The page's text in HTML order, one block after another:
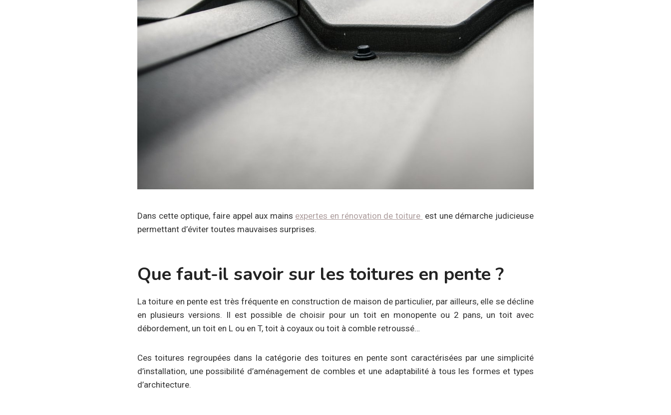
Dans cette optique, faire appel aux mains expertes en rénovation de toiture est une démarche judicieuse
permettant d’éviter toutes mauvaises surprises.
Que faut-il savoir sur les toitures en pente ?
La toiture en pente est très fréquente en construction de maison de particulier, par ailleurs, elle se décline
en plusieurs versions. Il est possible de choisir pour un toit en monopente ou 2 pans, un toit avec
débordement, un toit en L ou en T, toit à coyaux ou toit à comble retroussé…
Ces toitures regroupées dans la catégorie des toitures en pente sont caractérisées par une simplicité
d’installation, une possibilité d’aménagement de combles et une adaptabilité à tous les formes et types
d’architecture.